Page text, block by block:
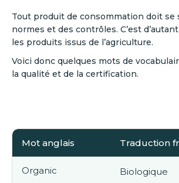
Tout produit de consommation doit se
normes et des contrôles. C’est
les produits issus de l’agriculture.
Voici donc quelques mots de
la qualité et de la certification.
Mot anglais Traduction
Organic Biologique